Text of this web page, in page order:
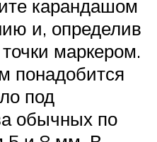
карандашом
и, определив
маркером.
понадобится
под
обычных по